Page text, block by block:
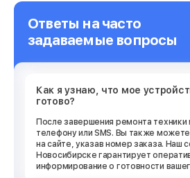
Ответы на часто
задаваемые вопросы
Как я узнаю, что мое
готово?
После завершения ремонта
телефону или SMS. Вы также
на сайте, указав номер заказа. Наш
Новосибирске гарантирует
информирование о готовности